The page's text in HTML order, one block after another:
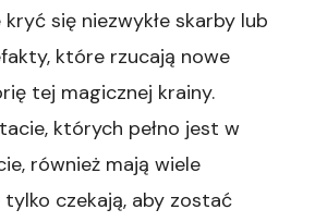
się niezwykłe skarby lub
które rzucają nowe
tej magicznej krainy.
których pełno jest w
również mają wiele
czekają, aby zostać